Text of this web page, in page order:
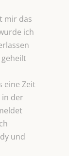
mir das
ich
eine Zeit
in der
und